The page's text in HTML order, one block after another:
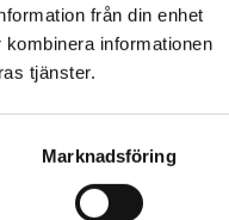
från din enhet
informationen
tjänster.
Marknadsföring
Karin Stockenstrand